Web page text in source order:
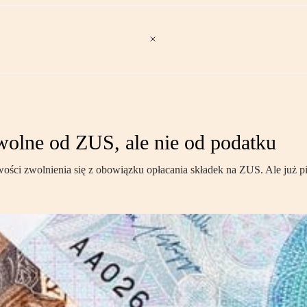
od ZUS, ale nie od podatku
zwolnienia się z obowiązku opłacania składek na ZUS. Ale już